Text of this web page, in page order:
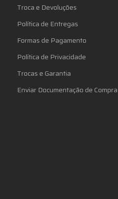
Troca e Devoluções
Política de Entregas
Formas de Pagamento
Política de Privacidade
Trocas e Garantia
Enviar Documentação de Compra